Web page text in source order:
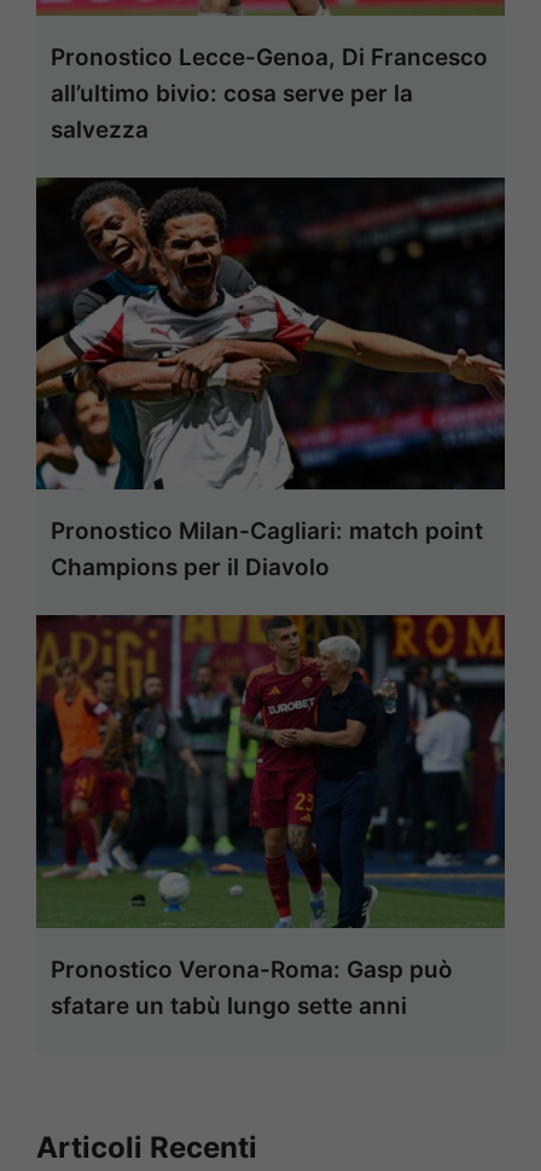
Pronostico Lecce-Genoa, Di Francesco
all’ultimo bivio: cosa serve per la
salvezza
Pronostico Milan-Cagliari: match point
Champions per il Diavolo
Pronostico Verona-Roma: Gasp può
sfatare un tabù lungo sette anni
Articoli Recenti